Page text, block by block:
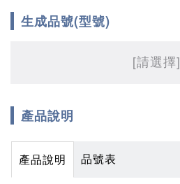
生成品號(型號)
[請選擇]
產品說明
產品說明 品號表